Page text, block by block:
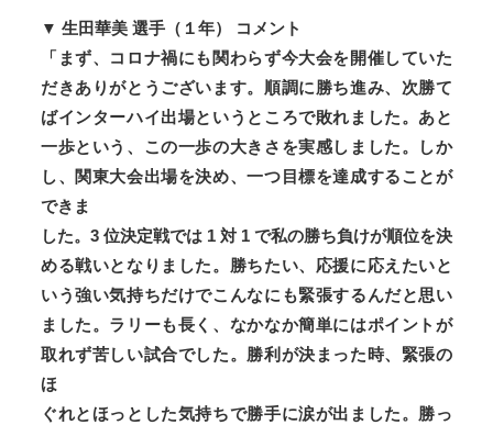
▼ 生田華美 選手（１年） コメント
「まず、コロナ禍にも関わらず今大会を開催していた
だきありがとうございます。順調に勝ち進み、次勝て
ばインターハイ出場というところで敗れました。あと
一歩という、この一歩の大きさを実感しました。しか
し、関東大会出場を決め、一つ目標を達成することが
できま
した。3 位決定戦では 1 対 1 で私の勝ち負けが順位を決
める戦いとなりました。勝ちたい、応援に応えたいと
いう強い気持ちだけでこんなにも緊張するんだと思い
ました。ラリーも長く、なかなか簡単にはポイントが
取れず苦しい試合でした。勝利が決まった時、緊張の
ほ
ぐれとほっとした気持ちで勝手に涙が出ました。勝っ